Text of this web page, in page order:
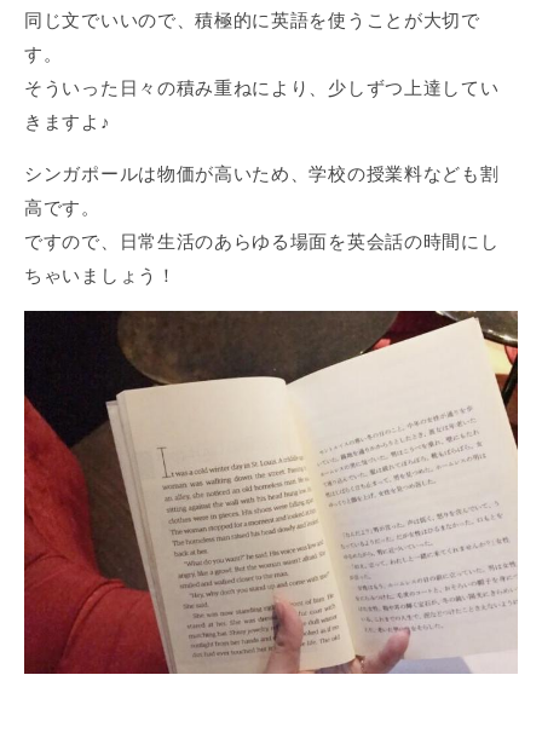
同じ文でいいので、積極的に英語を使うことが大切で
す。
そういった日々の積み重ねにより、少しずつ上達してい
きますよ♪
シンガポールは物価が高いため、学校の授業料なども割
高です。
ですので、日常生活のあらゆる場面を英会話の時間にし
ちゃいましょう！